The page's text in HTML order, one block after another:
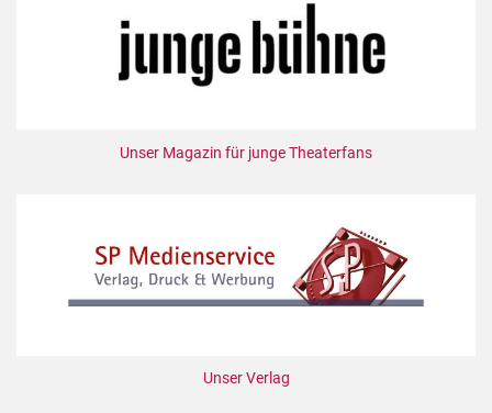
Unser Magazin für junge Theaterfans
Unser Verlag